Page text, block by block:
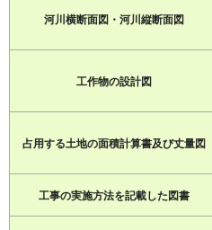
河川横断面図・河川縦断面図
工作物の設計図
占用する土地の面積計算書及び丈量図
工事の実施方法を記載した図書